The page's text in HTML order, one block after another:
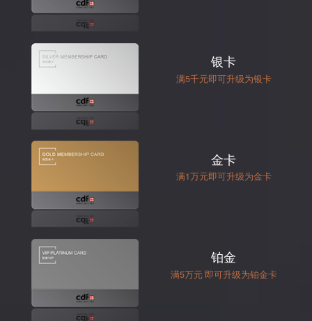
银卡
满5千元即可升级为银卡
金卡
满1万元即可升级为金卡
铂金
满5万元 即可升级为铂金卡